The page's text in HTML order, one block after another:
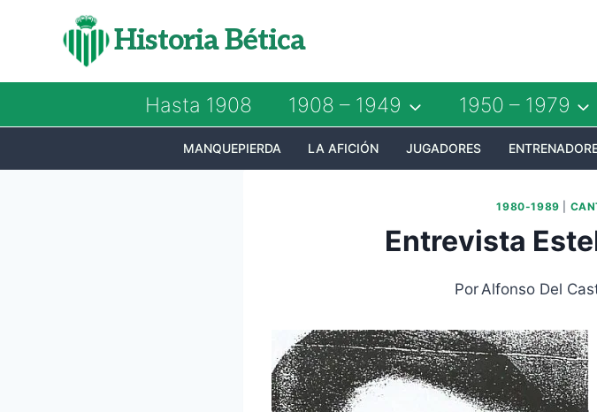
Historia Bética
Hasta 1908 1908 – 1949 1950 – 1979
MANQUEPIERDA LA AFICIÓN JUGADORES
1980-1989
Entrevista
Por Alfonso Del